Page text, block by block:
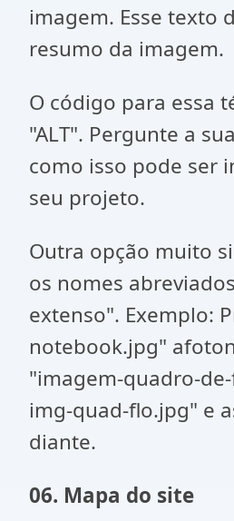
imagem. Esse texto
resumo da imagem.
O código para essa
"ALT". Pergunte a
como isso pode ser
seu projeto.
Outra opção muito
os nomes
extenso". Exemplo:
notebook.jpg"
"imagem-quadro-
img-quad-flo.jpg" e
diante.
06. Mapa do site